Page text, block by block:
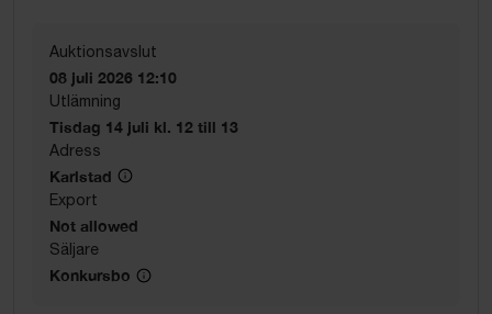
Auktionsavslut
08 juli 2026 12:10
Utlämning
Tisdag 14 juli kl. 12 till 13
Adress
Karlstad
Export
Not allowed
Säljare
Konkursbo